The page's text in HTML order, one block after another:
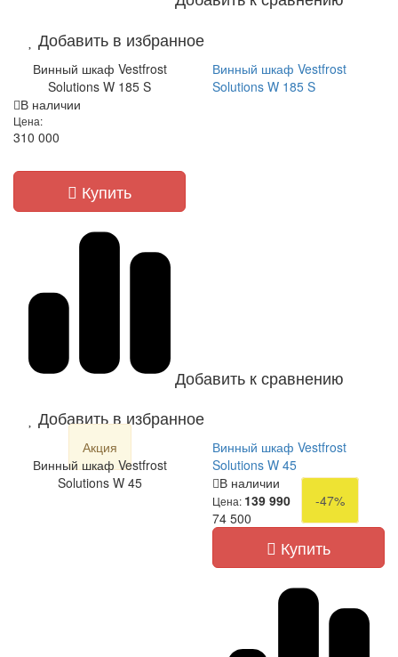
Добавить в избранное
Винный шкаф Vestfrost
Solutions W 185 S
Винный шкаф Vestfrost
Solutions W 185 S
В наличии
Цена:
310 000
Купить
Добавить к сравнению
Добавить в избранное
Акция
Винный шкаф Vestfrost
Solutions W 45
Винный шкаф Vestfrost
Solutions W 45
В наличии
Цена: 139 990
-47%
74 500
Купить